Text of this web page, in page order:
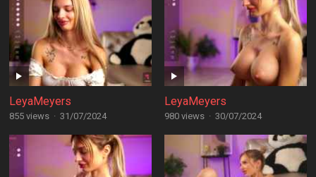
LeyaMeyers
855 views · 31/07/2024
LeyaMeyers
980 views · 30/07/2024